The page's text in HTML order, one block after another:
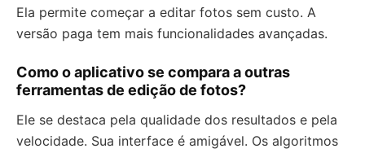
Ela permite começar a editar fotos sem custo. A
versão paga tem mais funcionalidades avançadas.
Como o aplicativo se compara a outras
ferramentas de edição de fotos?
Ele se destaca pela qualidade dos resultados e pela
velocidade. Sua interface é amigável. Os algoritmos